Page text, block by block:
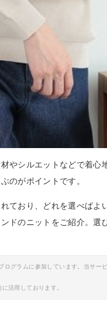
やシルエットなどで着心
のがポイントです。
ており、どれを選べばよ
ドのニットをご紹介。選
グラムに参加しています。当サー
活用しております。